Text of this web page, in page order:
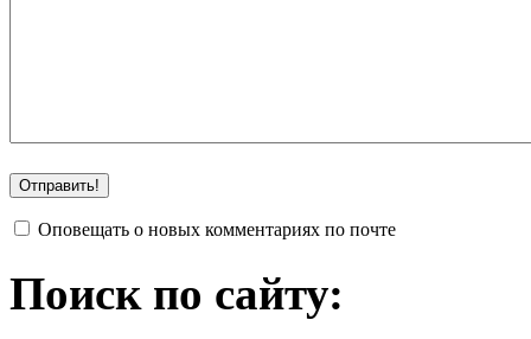
Оповещать о новых комментариях по почте
Поиск по сайту: